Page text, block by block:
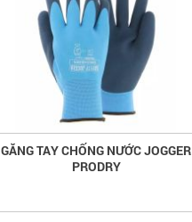
GĂNG TAY CHỐNG NƯỚC JOGGER
PRODRY